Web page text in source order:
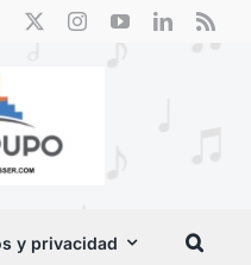
y privacidad